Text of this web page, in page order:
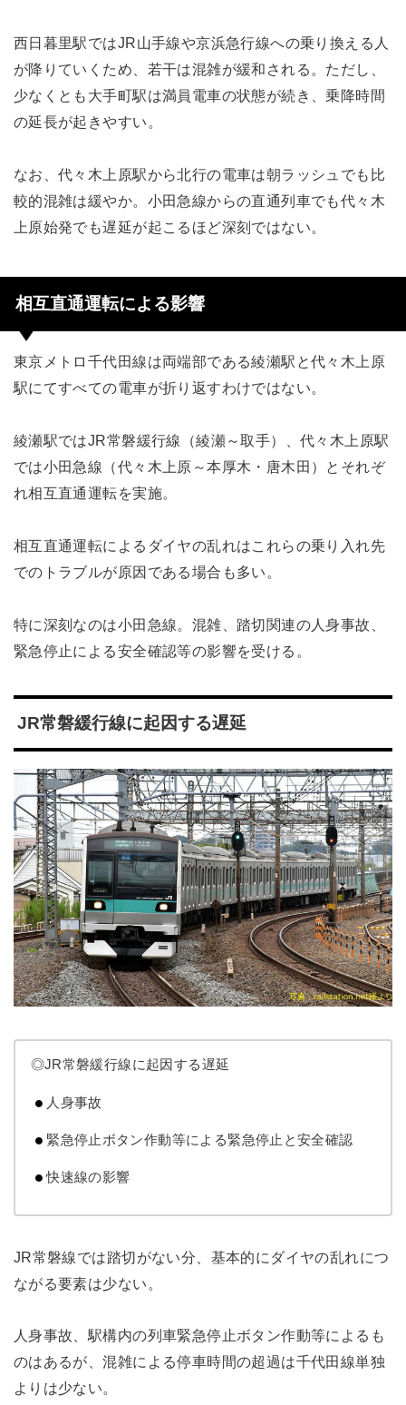
西日暮里駅ではJR山手線や京浜急行線への乗り換える人
が降りていくため、若干は混雑が緩和される。ただし、
少なくとも大手町駅は満員電車の状態が続き、乗降時間
の延長が起きやすい。
なお、代々木上原駅から北行の電車は朝ラッシュでも比
較的混雑は緩やか。小田急線からの直通列車でも代々木
上原始発でも遅延が起こるほど深刻ではない。
相互直通運転による影響
東京メトロ千代田線は両端部である綾瀬駅と代々木上原
駅にてすべての電車が折り返すわけではない。
綾瀬駅ではJR常磐緩行線（綾瀬～取手）、代々木上原駅
では小田急線（代々木上原～本厚木・唐木田）とそれぞ
れ相互直通運転を実施。
相互直通運転によるダイヤの乱れはこれらの乗り入れ先
でのトラブルが原因である場合も多い。
特に深刻なのは小田急線。混雑、踏切関連の人身事故、
緊急停止による安全確認等の影響を受ける。
JR常磐緩行線に起因する遅延
◎JR常磐緩行線に起因する遅延
人身事故
緊急停止ボタン作動等による緊急停止と安全確認
快速線の影響
JR常磐線では踏切がない分、基本的にダイヤの乱れにつ
ながる要素は少ない。
人身事故、駅構内の列車緊急停止ボタン作動等によるも
のはあるが、混雑による停車時間の超過は千代田線単独
よりは少ない。